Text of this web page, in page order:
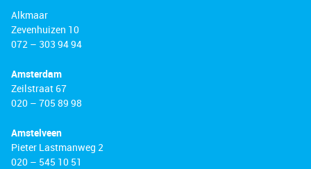
Alkmaar
Zevenhuizen 10
072 – 303 94 94
Amsterdam
Zeilstraat 67
020 – 705 89 98
Amstelveen
Pieter Lastmanweg 2
020 – 545 10 51